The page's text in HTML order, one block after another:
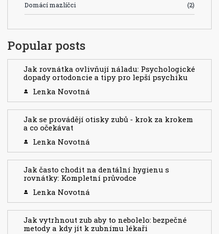
Domácí mazlíčci (2)
Popular posts
Jak rovnátka ovlivňují náladu: Psychologické
dopady ortodoncie a tipy pro lepší psychiku
Lenka Novotná
Jak se provádějí otisky zubů - krok za krokem
a co očekávat
Lenka Novotná
Jak často chodit na dentální hygienu s
rovnátky: Kompletní průvodce
Lenka Novotná
Jak vytrhnout zub aby to nebolelo: bezpečné
metody a kdy jít k zubnímu lékaři